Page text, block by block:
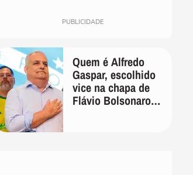
PUBLICIDADE
Quem é Alfredo
Gaspar, escolhido
vice na chapa de
Flávio Bolsonaro